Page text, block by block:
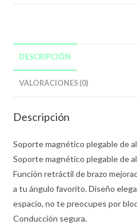
DESCRIPCIÓN
VALORACIONES (0)
Descripción
Soporte magnético plegable de
Soporte magnético plegable de
Función retráctil de brazo
a tu ángulo favorito. Diseño
espacio, no te preocupes por
Conducción segura.